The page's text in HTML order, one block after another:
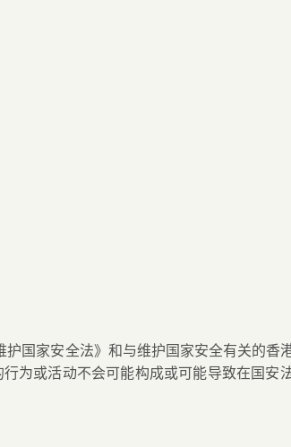
护国家安全法》和与维护国家安全有关的香
行为或活动不会可能构成或可能导致在国安